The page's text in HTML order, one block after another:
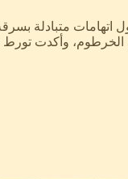
اتهامات متبادلة
وأكدت